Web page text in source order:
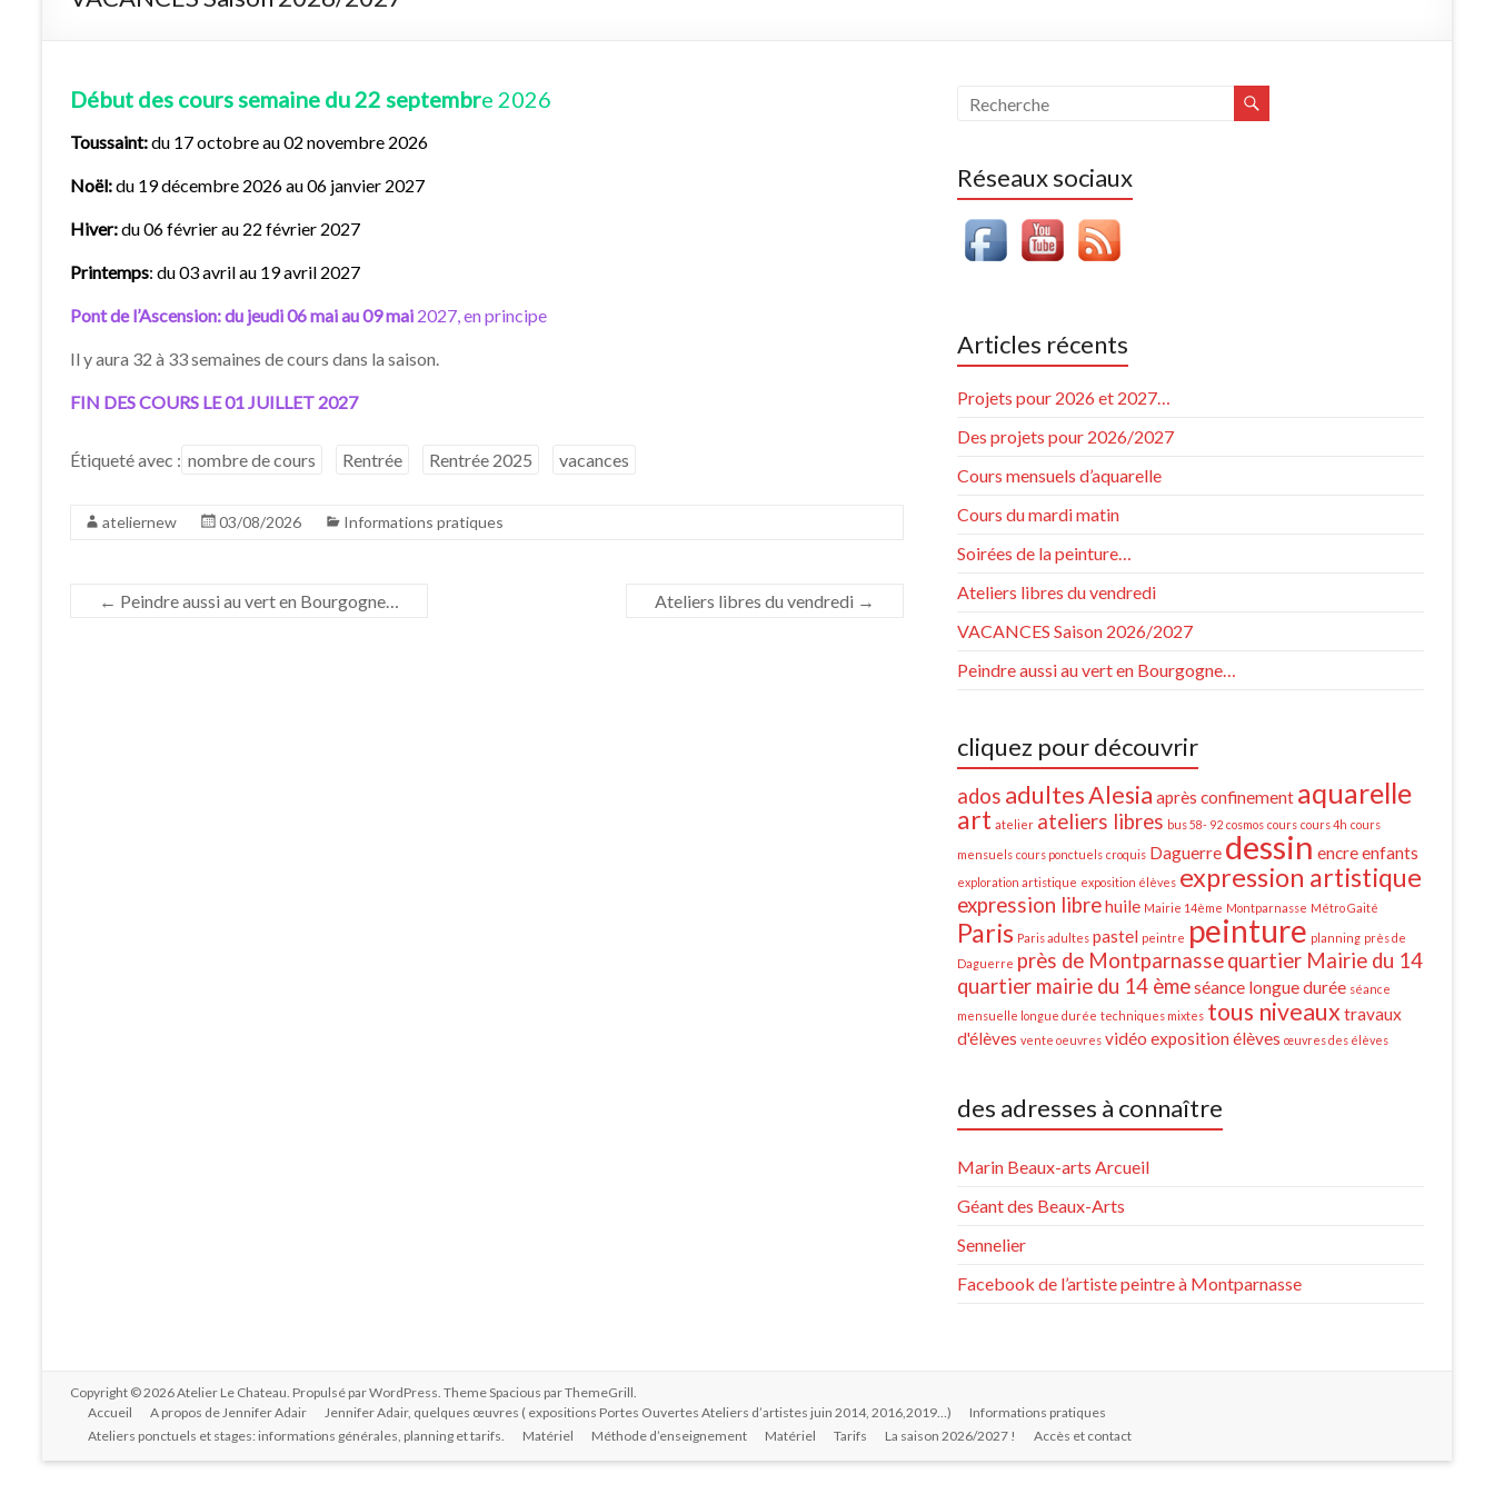
Début des cours semaine du 22 septembre 2026
Toussaint:du 17 octobre au 02 novembre 2026
Noël:du 19 décembre 2026 au 06 janvier 2027
Hiver:du 06 février au 22 février 2027
Printemps: du 03 avril au 19 avril 2027
Pont de l’Ascension: du jeudi 06 mai au 09 mai 2027, en principe
Il y aura 32 à 33 semaines de cours dans la saison.
FIN DES COURS LE 01 JUILLET 2027
Étiqueté avec : nombre de cours Rentrée Rentrée 2025 vacances
ateliernew 03/08/2026 Informations pratiques
← Peindre aussi au vert en Bourgogne… Ateliers libres du vendredi →
Réseaux sociaux
Articles récents
Projets pour 2026 et 2027…
Des projets pour 2026/2027
Cours mensuels d’aquarelle
Cours du mardi matin
Soirées de la peinture…
Ateliers libres du vendredi
VACANCES Saison 2026/2027
Peindre aussi au vert en Bourgogne…
cliquez pour découvrir
ados adultesAlesia après confinement aquarelle
art atelier ateliers libres bus 58- 92 cosmos cours cours 4h cours
mensuels cours ponctuels croquis Daguerre dessin encreenfants
exploration artistique exposition élèves expression artistique
expression librehuile Mairie 14ème Montparnasse Métro Gaité
Paris Paris adultes pastel peintre peinture planning près de
Daguerre près de Montparnassequartier Mairie du 14
quartier mairie du 14 èmeséance longue durée séance
mensuelle longue durée techniques mixtes tous niveaux travaux
d'élèves vente oeuvres vidéo exposition élèves œuvres des élèves
des adresses à connaître
Marin Beaux-arts Arcueil
Géant des Beaux-Arts
Sennelier
Facebook de l’artiste peintre à Montparnasse
Copyright © 2026Atelier Le Chateau. Propulsé parWordPress. Theme Spacious parThemeGrill.
Accueil
A propos de Jennifer Adair Jennifer Adair, quelques œuvres ( expositions Portes Ouvertes Ateliers d’artistes juin 2014, 2016,2019…)
Informations pratiques
Ateliers ponctuels et stages: informations générales, planning et tarifs.
Matériel Méthode d’enseignement Matériel Tarifs La saison 2026/2027 ! Accès et contact